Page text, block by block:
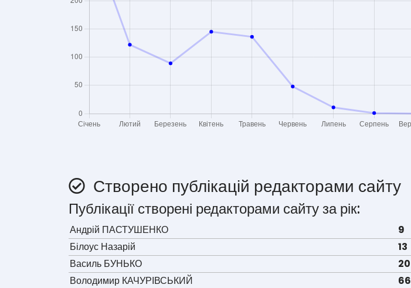
Створено публікацій редакторами сайту
Публікації створені редакторами сайту за рік:
Андрій ПАСТУШЕНКО
9
Білоус Назарій
13
Василь БУНЬКО
20
Володимир КАЧУРІВСЬКИЙ
66